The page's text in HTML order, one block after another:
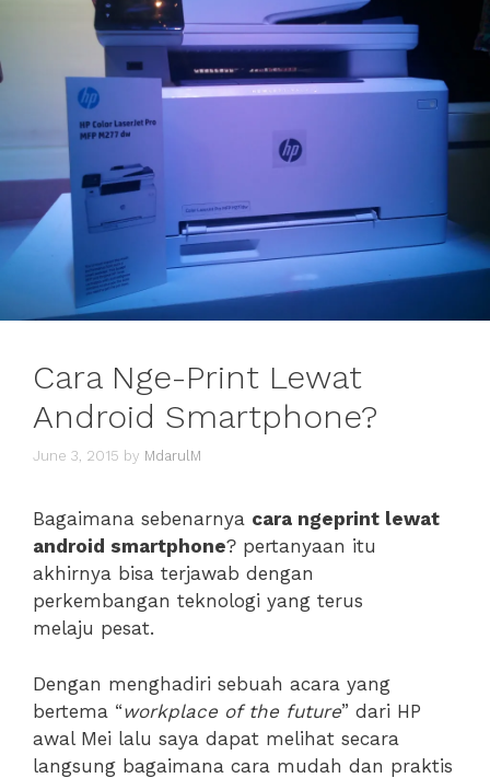
Cara Nge-Print Lewat
Android Smartphone?
June 3, 2015 by MdarulM
Bagaimana sebenarnya cara ngeprint lewat
android smartphone? pertanyaan itu
akhirnya bisa terjawab dengan
perkembangan teknologi yang terus
melaju pesat.
Dengan menghadiri sebuah acara yang
bertema “workplace of the future” dari HP
awal Mei lalu saya dapat melihat secara
langsung bagaimana cara mudah dan praktis